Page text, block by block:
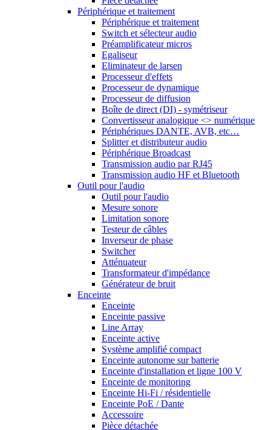
Périphérique et traitement
Périphérique et traitement
Switch et sélecteur audio
Préamplificateur micros
Egaliseur
Eliminateur de larsen
Processeur d'effets
Processeur de dynamique
Processeur de diffusion
Boîte de direct (DI) - symétriseur
Convertisseur analogique <> numérique
Périphériques DANTE, AVB, etc…
Splitter et distributeur audio
Périphérique Broadcast
Transmission audio par RJ45
Transmission audio HF et Bluetooth
Outil pour l'audio
Outil pour l'audio
Mesure sonore
Limitation sonore
Testeur de câbles
Inverseur de phase
Switcher
Atténuateur
Transformateur d'impédance
Générateur de bruit
Enceinte
Enceinte
Enceinte passive
Line Array
Enceinte active
Système amplifié compact
Enceinte autonome sur batterie
Enceinte d'installation et ligne 100 V
Enceinte de monitoring
Enceinte Hi-Fi / résidentielle
Enceinte PoE / Dante
Accessoire
Pièce détachée